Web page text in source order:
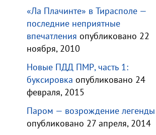
«Ла Плачинте» в Тирасполе —
последние неприятные
впечатления опубликовано 22
ноября, 2010
Новые ПДД ПМР, часть 1:
буксировка опубликовано 24
февраля, 2015
Паром — возрождение легенды
опубликовано 27 апреля, 2014